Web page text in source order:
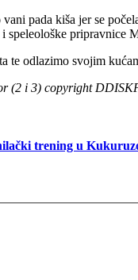
pada kiša jer se
pripravnice
te odlazimo svojim
(2 i 3) copyright
trening u